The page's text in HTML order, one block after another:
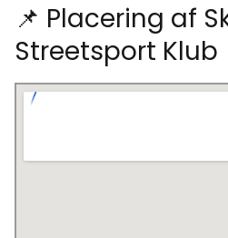
📌 Placering af
Streetsport Klub